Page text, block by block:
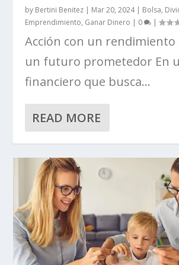
by Bertini Benitez | Mar 20, 2024| Bolsa,
Emprendimiento, Ganar Dinero | 0 |
Acción con un
un futuro prometedor En
financiero que busca...
READ MORE